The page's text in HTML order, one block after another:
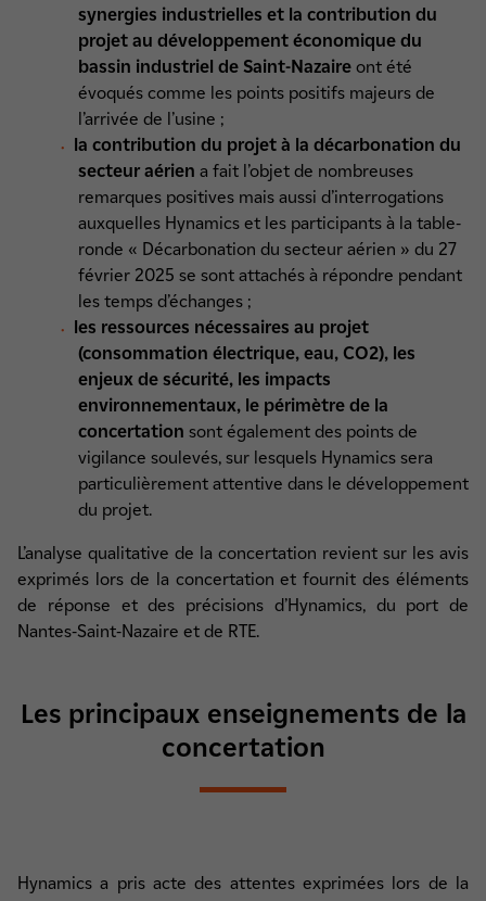
synergies industrielles et la contribution du
projet au développement économique du
bassin industriel de Saint-Nazaire ont été
évoqués comme les points positifs majeurs de
l’arrivée de l’usine ;
la contribution du projet à la décarbonation du
secteur aérien a fait l’objet de nombreuses
remarques positives mais aussi d’interrogations
auxquelles Hynamics et les participants à la table-
ronde « Décarbonation du secteur aérien » du 27
février 2025 se sont attachés à répondre pendant
les temps d’échanges ;
les ressources nécessaires au projet
(consommation électrique, eau, CO2), les
enjeux de sécurité, les impacts
environnementaux, le périmètre de la
concertation sont également des points de
vigilance soulevés, sur lesquels Hynamics sera
particulièrement attentive dans le développement
du projet.
L’analyse qualitative de la concertation revient sur les avis
exprimés lors de la concertation et fournit des éléments
de réponse et des précisions d’Hynamics, du port de
Nantes-Saint-Nazaire et de RTE.
Les principaux enseignements de la
concertation
Hynamics a pris acte des attentes exprimées lors de la